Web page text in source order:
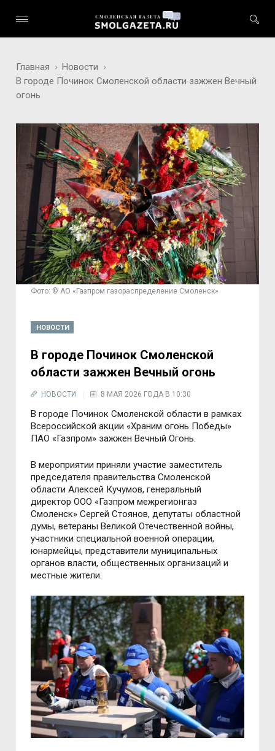
Главная
Новости
В городе Починок Смоленской области зажжен Вечный
огонь
Фото: © АО «Газпром газораспределение Смоленск»
НОВОСТИ
В городе Починок Смоленской
области зажжен Вечный огонь
НОВОСТИ 8 МАЯ 2026 ГОДА В 10:30
В городе Починок Смоленской области в рамках
Всероссийской акции «Храним огонь Победы»
ПАО «Газпром» зажжен Вечный Огонь.
В мероприятии приняли участие заместитель
председателя правительства Смоленской
области Алексей Кучумов, генеральный
директор ООО «Газпром межрегионгаз
Смоленск» Сергей Стоянов, депутаты областной
думы, ветераны Великой Отечественной войны,
участники специальной военной операции,
юнармейцы, представители муниципальных
органов власти, общественных организаций и
местные жители.